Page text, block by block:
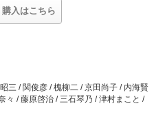
橋知子、鶴崎りか、鷲尾天 / シリーズ
良 / キャラクターデザイン:稲上晃 / 色
当:坂井和男
ュア」 / ED:五條真由美「ゲッチュウ!
STAR☆」、本名陽子&ゆか
らぶぅ？！～VERONE Chorus
」
映像クリエイターとしての創意や葛藤
クター「マロミ」をデザインした鷺月
「少年バット」と、それに襲われた
た人々を巡る、様々なテイストのエピ
購入はこちら
三 / 関俊彦 / 槐柳二 / 京田尚子 / 内海賢
々 / 藤原啓治 / 三石琴乃 / 津村まこと /